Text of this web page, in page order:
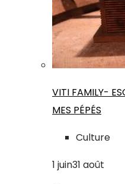
VITI FAMILY-
MES PÉPÉS
Culture
1 juin31 août